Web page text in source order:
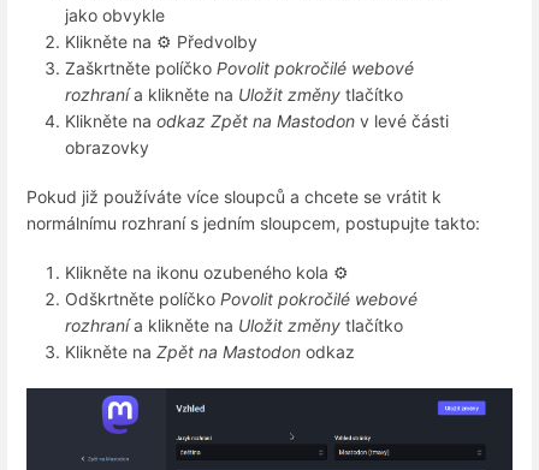
jako obvykle
Klikněte na ⚙️ Předvolby
Zaškrtněte políčko Povolit pokročilé webové
rozhranía klikněte na Uložit změny tlačítko
Klikněte na odkaz Zpět na Mastodon v levé části
obrazovky
Pokud již používáte více sloupců a chcete se vrátit k
normálnímu rozhraní s jedním sloupcem, postupujte takto:
Klikněte na ikonu ozubeného kola ⚙️
Odškrtněte políčko Povolit pokročilé webové
rozhranía klikněte na Uložit změny tlačítko
Klikněte na Zpět na Mastodon odkaz